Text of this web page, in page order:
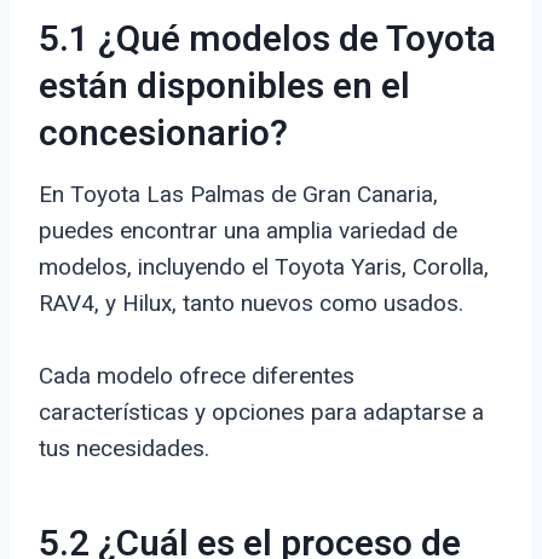
5.1 ¿Qué modelos de Toyota
están disponibles en el
concesionario?
En Toyota Las Palmas de Gran Canaria,
puedes encontrar una amplia variedad de
modelos, incluyendo el Toyota Yaris, Corolla,
RAV4, y Hilux, tanto nuevos como usados.
Cada modelo ofrece diferentes
características y opciones para adaptarse a
tus necesidades.
5.2 ¿Cuál es el proceso de